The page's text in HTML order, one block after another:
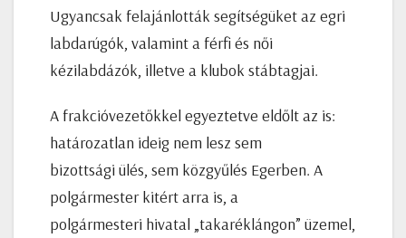
Ugyancsak felajánlották segítségüket az egri
labdarúgók, valamint a férfi és női
kézilabdázók, illetve a klubok stábtagjai.
A frakcióvezetőkkel egyeztetve eldőlt az is:
határozatlan ideig nem lesz sem
bizottsági ülés, sem közgyűlés Egerben. A
polgármester kitért arra is, a
polgármesteri hivatal „takaréklángon” üzemel,